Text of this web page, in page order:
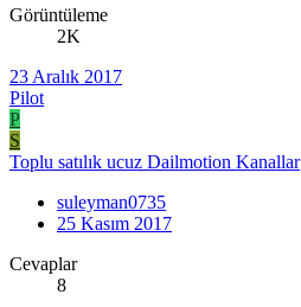
Görüntüleme
2K
23 Aralık 2017
Pilot
P
S
Toplu satılık ucuz Dailmotion Kanallar
suleyman0735
25 Kasım 2017
Cevaplar
8